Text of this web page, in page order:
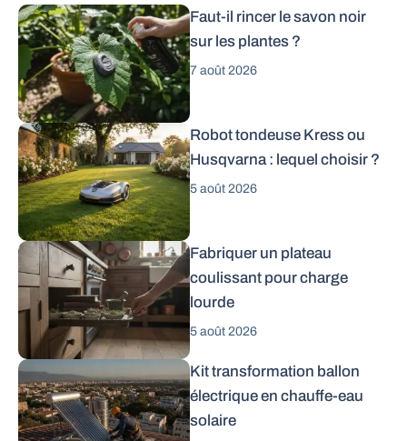
Faut-il rincer le savon noir
sur les plantes ?
7 août 2026
Robot tondeuse Kress ou
Husqvarna : lequel choisir ?
5 août 2026
Fabriquer un plateau
coulissant pour charge
lourde
5 août 2026
Kit transformation ballon
électrique en chauffe-eau
solaire